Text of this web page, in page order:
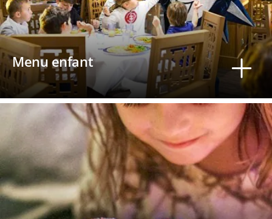
Menu enfant